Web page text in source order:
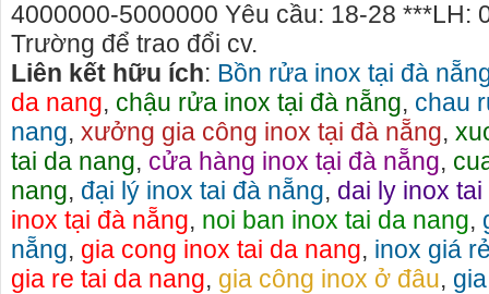
4000000-5000000 Yêu cầu: 18-28 ***LH:
Trường để trao đổi cv.
Liên kết hữu ích: Bồn rửa inox tại đà
da nang, chậu rửa inox tại đà nẵng, chau
nang, xưởng gia công inox tại đà nẵng,
tai da nang, cửa hàng inox tại đà nẵng,
nang, đại lý inox tai đà nẵng, dai ly inox
inox tại đà nẵng, noi ban inox tai da nang,
nẵng, gia cong inox tai da nang, inox giá
gia re tai da nang, gia công inox ở đâu,